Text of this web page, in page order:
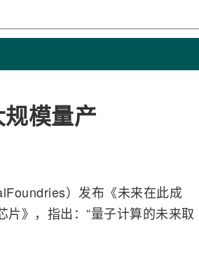
模量产
）发布《未来在此成
片》，指出：“量子计算的未来取